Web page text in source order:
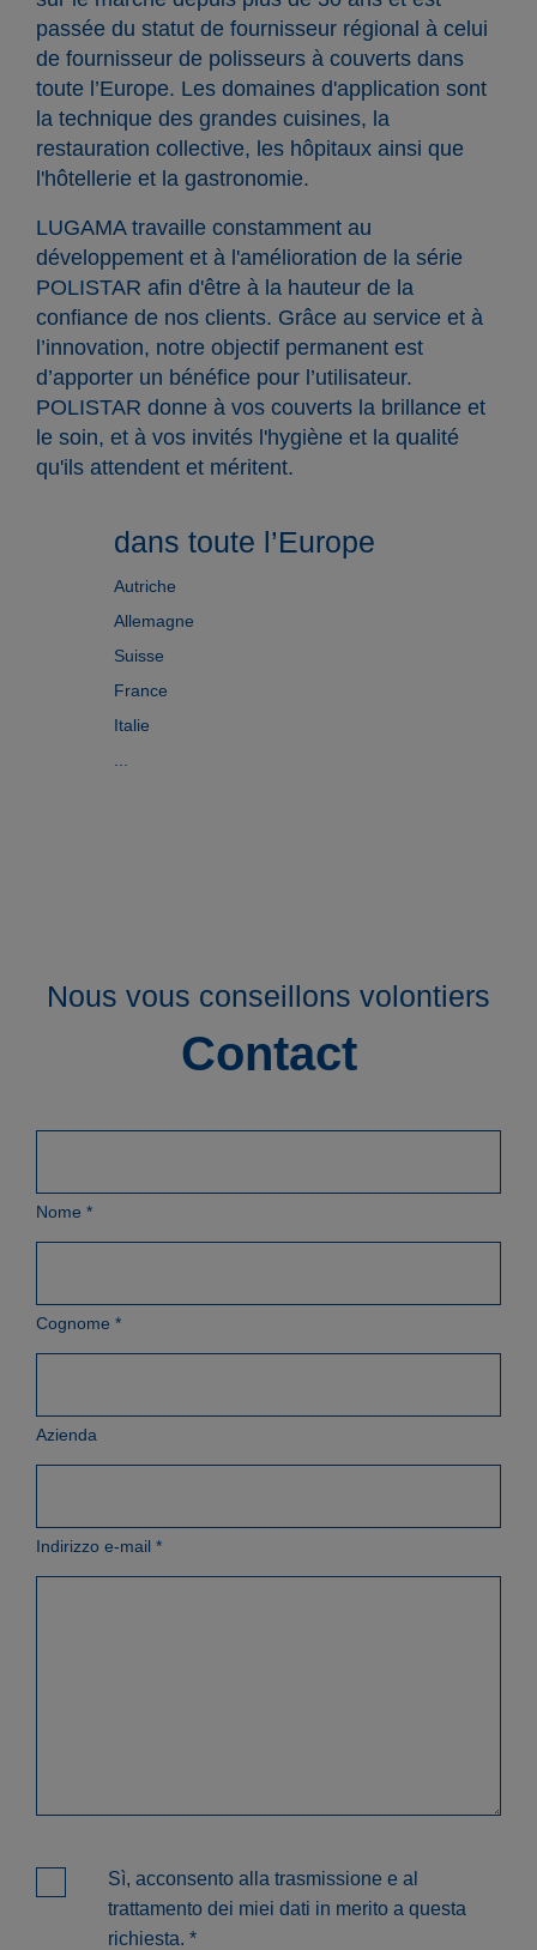
passée du statut de fournisseur régional à celui
de fournisseur de polisseurs à couverts dans
toute l’Europe. Les domaines d'application sont
la technique des grandes cuisines, la
restauration collective, les hôpitaux ainsi que
l'hôtellerie et la gastronomie.
LUGAMA travaille constamment au
développement et à l'amélioration de la série
POLISTAR afin d'être à la hauteur de la
confiance de nos clients. Grâce au service et à
l’innovation, notre objectif permanent est
d’apporter un bénéfice pour l’utilisateur.
POLISTAR donne à vos couverts la brillance et
le soin, et à vos invités l'hygiène et la qualité
qu'ils attendent et méritent.
dans toute l’Europe
Autriche
Allemagne
Suisse
France
Italie
Nous vous conseillons volontiers
Contact
Nome *
Cognome *
Azienda
Indirizzo e-mail *
Sì, acconsento alla trasmissione e al
trattamento dei miei dati in merito a questa
richiesta. *